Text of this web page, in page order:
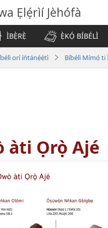
Ẹlẹ́rìí Jèhófà
ÌBẸ̀RẸ̀
Ẹ̀KỌ́ BÍBÉLÌ
orí íńtánẹ́ẹ̀tì Bíbélì Mímọ́ ti
àti Ọrọ̀ Ajé